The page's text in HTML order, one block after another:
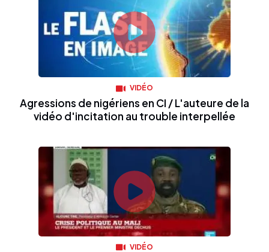
VIDÉO
Agressions de nigériens en CI / L'auteure de la
vidéo d'incitation au trouble interpellée
VIDÉO